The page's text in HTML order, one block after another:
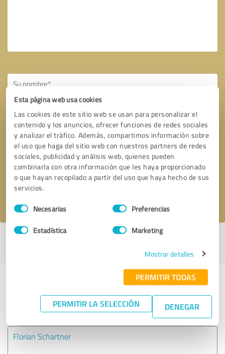
Esta página web usa cookies
Las cookies de este sitio web se usan para personalizar el
contenido y los anuncios, ofrecer funciones de redes sociales
y analizar el tráfico. Además, compartimos información sobre
el uso que haga del sitio web con nuestros partners de redes
sociales, publicidad y análisis web, quienes pueden
combinarla con otra información que les haya proporcionado
o que hayan recopilado a partir del uso que haya hecho de sus
servicios.
Selección
de
Necesarias Preferencias
Estadística Marketing
Mostrar detalles
PERMITIR TODAS
PERMITIR LA SELECCIÓN DENEGAR
Solicitar una llamada * campos obligatorios
Enviar reseña
Experiencias con otros
proveedores de servicios del sector
Servicios
Florian Schartner